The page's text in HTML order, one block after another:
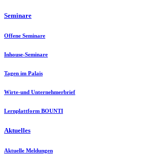
Seminare
Offene Seminare
Inhouse-Seminare
Tagen im Palais
Wirte-und Unternehmerbrief
Lernplattform BOUNTI
Aktuelles
Aktuelle Meldungen